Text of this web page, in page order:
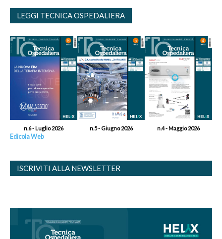
LEGGI TECNICA OSPEDALIERA
n.6 - Luglio 2026 n.5 - Giugno 2026 n.4 - Maggio 2026
Edicola Web
ISCRIVITI ALLA NEWSLETTER